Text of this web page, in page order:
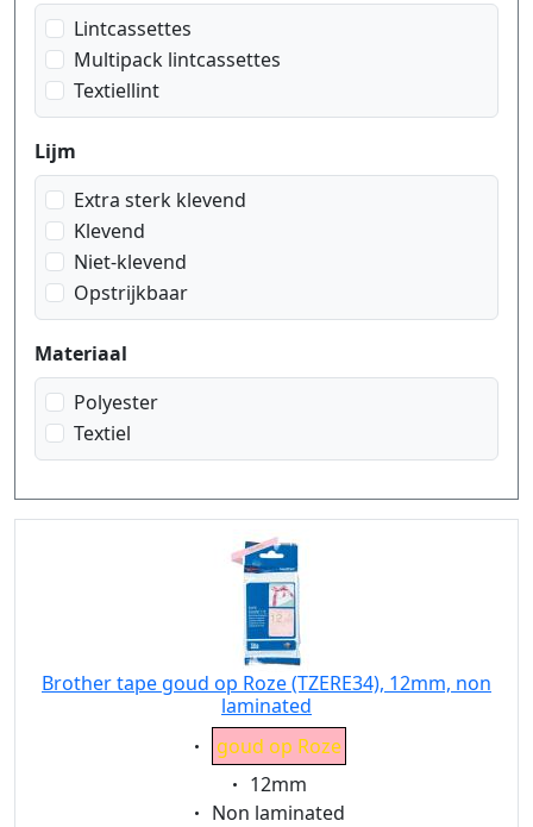
zwart op zilver kant patroon
zwart op zilver mat
Lintcassettes
Multipack lintcassettes
Textiellint
Lijm
Extra sterk klevend
Klevend
Niet-klevend
Opstrijkbaar
Materiaal
Polyester
Textiel
Brother tape goud op Roze (TZERE34), 12mm, non
laminated
Eigenschaft:
goud op Roze
Eigenschaft:
12mm
Eigenschaft:
Non laminated